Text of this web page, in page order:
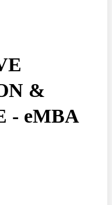
&
- eMBA